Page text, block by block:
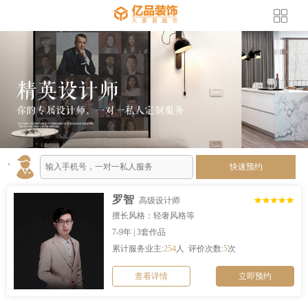
、
快速预约
罗智 高级设计师
擅长风格：轻奢风格等
7-9年 | 3套作品
累计服务业主:254人 评价次数:5次
查看详情 立即预约